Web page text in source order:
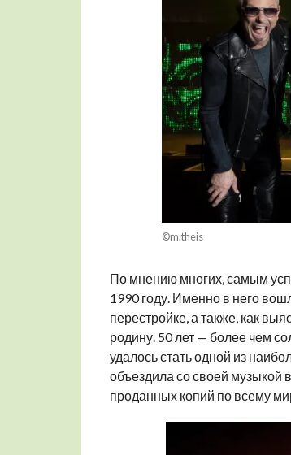
©m.theis
По мнению многих, самым
1990 году. Именно в него
перестройке, а также, как
родину. 50 лет — более чем
удалось стать одной из
объездила со своей музыкой
проданных копий по всему